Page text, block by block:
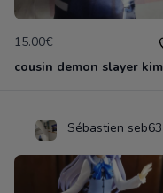
15.00€
Sébastien seb63